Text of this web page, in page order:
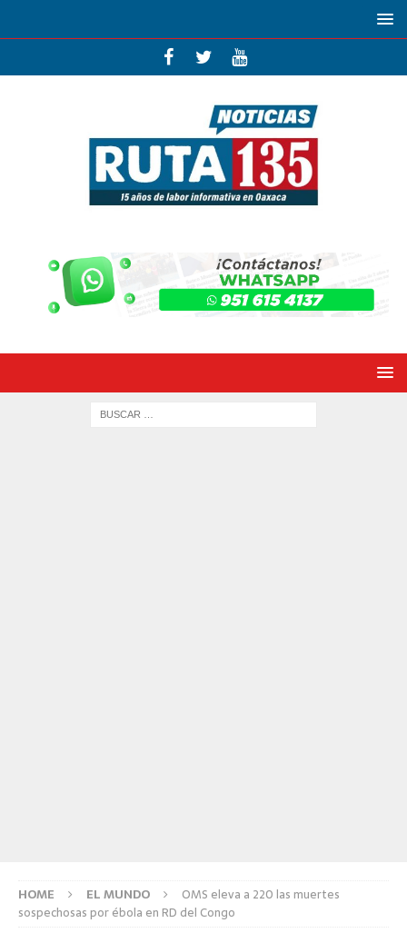
HOME EL MUNDO
OMS eleva a 220 las muertes
sospechosas por ébola en RD del Congo